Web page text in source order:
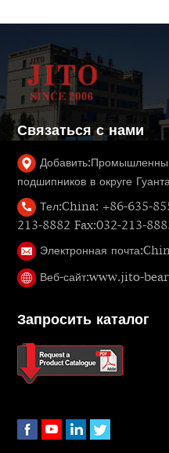
Связаться с нами
Добавить:
подшипников в округе
Тел:China: +86-635-
213-8882 Fax:032-213-
Электронная почта:
Веб-сайт:www.jito-
Запросить каталог